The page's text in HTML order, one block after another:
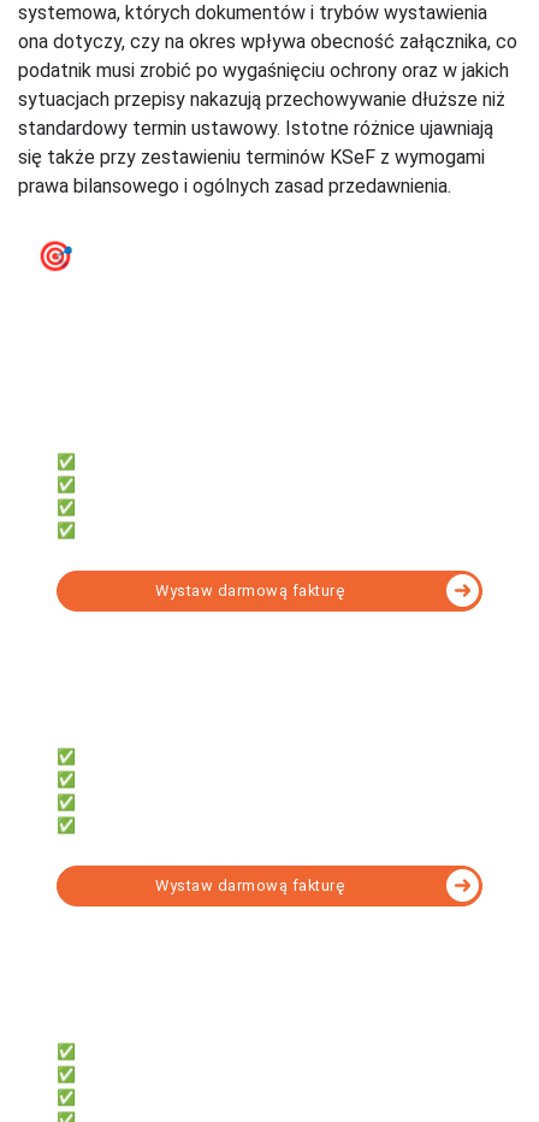
systemowa, których dokumentów i trybów wystawienia
ona dotyczy, czy na okres wpływa obecność załącznika, co
podatnik musi zrobić po wygaśnięciu ochrony oraz w jakich
sytuacjach przepisy nakazują przechowywanie dłuższe niż
standardowy termin ustawowy. Istotne różnice ujawniają
się także przy zestawieniu terminów KSeF z wymogami
prawa bilansowego i ogólnych zasad przedawnienia.
🎯
✅ Samodzielnie księgować
✅ Oszczędzić czas i pieniądze
✅ Mieć dostęp z telefonu i komputera
✅ Fakturować za darmo z KSeF
Wystaw darmową fakturę
✅ 7 000+ formularzy w tym KSeF
✅ e-Deklaracji, JPK, e-ZUS
✅ Obsługi wielu firm
✅ Narzędzia do formalności
Wystaw darmową fakturę
✅ System do współpracy z klientami
✅ Dać klientom darmowe faktury
✅ Obsługi KSeF bez instalacji